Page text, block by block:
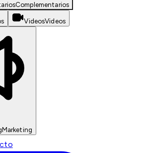
Complementarios
VideosVideos
Marketing